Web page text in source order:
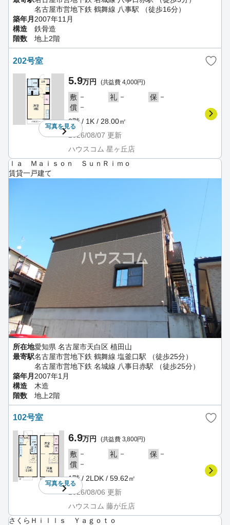
名古屋市営地下鉄 鶴舞線 八事駅 （徒歩16分）
築年月 2007年11月
構造
鉄骨造
階数
地上2階
202号室
写真を見る
5.9万円 (共益費 4,000円)
敷 － 礼 － 保 －
償 －
2階 / 1K / 28.00㎡
2026/08/07 更新
ハウスコム 星ヶ丘店
ｌａ Ｍａｉｓｏｎ ＳｕｎＲｉｍｏ
賃貸一戸建て
所在地愛知県 名古屋市天白区 植田山
最寄駅名古屋市営地下鉄 鶴舞線 塩釜口駅 （徒歩25分）
名古屋市営地下鉄 名城線 八事日赤駅 （徒歩25分）
築年月 2007年1月
構造
木造
階数
地上2階
102号室
写真を見る
6.9万円 (共益費 3,800円)
敷 － 礼 － 保 －
償 －
1階 / 2LDK / 59.62㎡
2026/08/06 更新
ハウスコム 藤が丘店
さくらＨｉｌｌｓ Ｙａｇｏｔｏ